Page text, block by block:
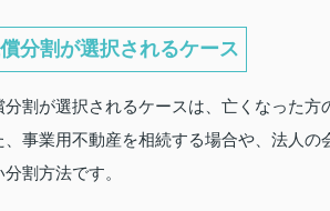
分割が選択されるケース
分割が選択されるケースは、亡くなった方
、事業用不動産を相続する場合や、法人
分割方法です。